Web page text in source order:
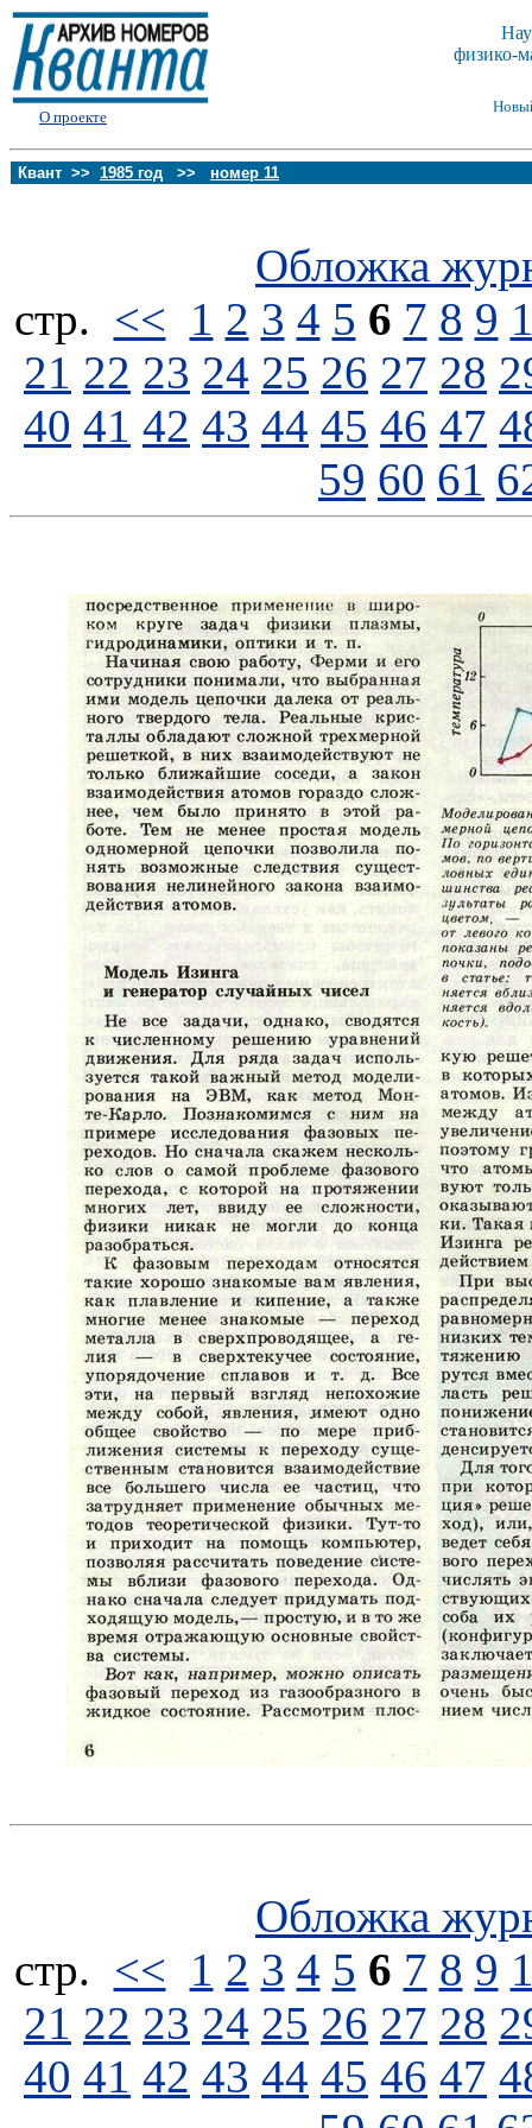
О проекте
физико-
Квант >> 1985 год >> номер 11
Обложка
стp. << 1 2 3 4 5 6 7 8 9
21 22 23 24 25 26 27 28
40 41 42 43 44 45 46 47
59 60 61
Обложка
стp. << 1 2 3 4 5 6 7 8 9
21 22 23 24 25 26 27 28
40 41 42 43 44 45 46 47